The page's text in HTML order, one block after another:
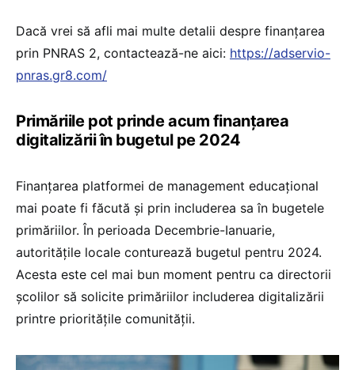
Dacă vrei să afli mai multe detalii despre finanțarea
prin PNRAS 2, contactează-ne aici: https://adservio-
pnras.gr8.com/
Primăriile pot prinde acum finanțarea
digitalizării în bugetul pe 2024
Finanțarea platformei de management educațional
mai poate fi făcută și prin includerea sa în bugetele
primăriilor. În perioada Decembrie-Ianuarie,
autoritățile locale conturează bugetul pentru 2024.
Acesta este cel mai bun moment pentru ca directorii
școlilor să solicite primăriilor includerea digitalizării
printre prioritățile comunității.